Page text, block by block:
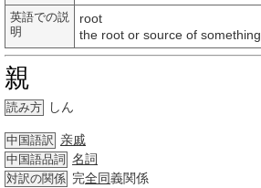
英語での説
明
root
the root or source of something
親
読み方 しん
中国語訳 亲戚
中国語品詞 名詞
対訳の関係 完全同義関係